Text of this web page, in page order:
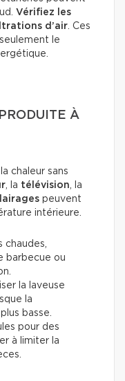
Vérifiez les
d’air. Ces
le
À
chaleur sans
, la télévision, la
peuvent
intérieure.
chaudes,
barbecue ou
la laveuse
la
basse.
pour des
à limiter la